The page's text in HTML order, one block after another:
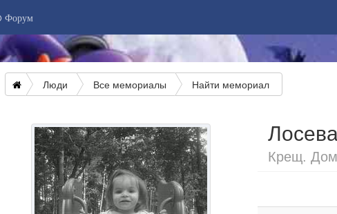
Форум
Люди Все мемориалы Найти мемориал
Крещ.